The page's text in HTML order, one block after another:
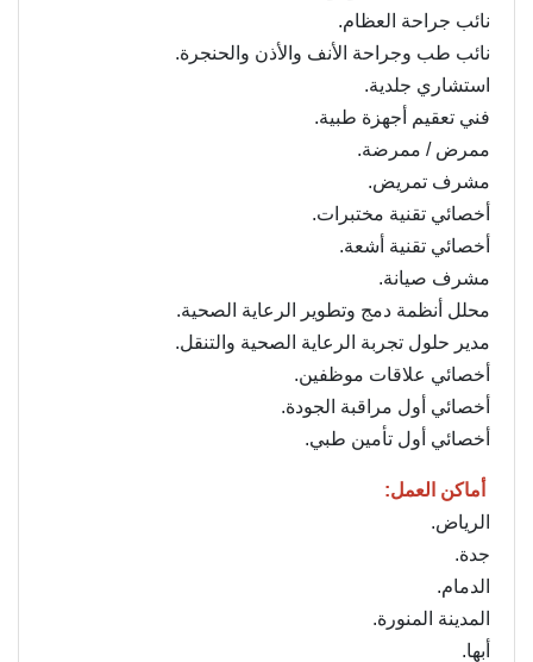
نائب جراحة العظام.
نائب طب وجراحة الأنف والأذن والحنجرة.
استشاري جلدية.
فني تعقيم أجهزة طبية.
ممرض / ممرضة.
مشرف تمريض.
أخصائي تقنية مختبرات.
أخصائي تقنية أشعة.
مشرف صيانة.
محلل أنظمة دمج وتطوير الرعاية الصحية.
مدير حلول تجربة الرعاية الصحية والتنقل.
أخصائي علاقات موظفين.
أخصائي أول مراقبة الجودة.
أخصائي أول تأمين طبي.
أماكن العمل:
الرياض.
جدة.
الدمام.
المدينة المنورة.
أبها.